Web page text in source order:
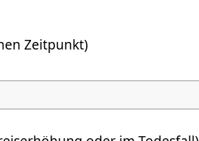
Zeitpunkt)
ins nächste Feld)